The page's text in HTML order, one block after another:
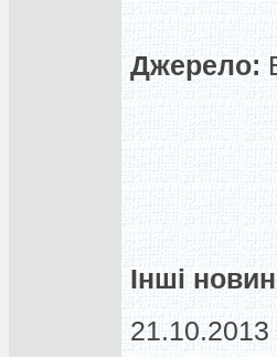
Джерело:
Інші
21.10.2013